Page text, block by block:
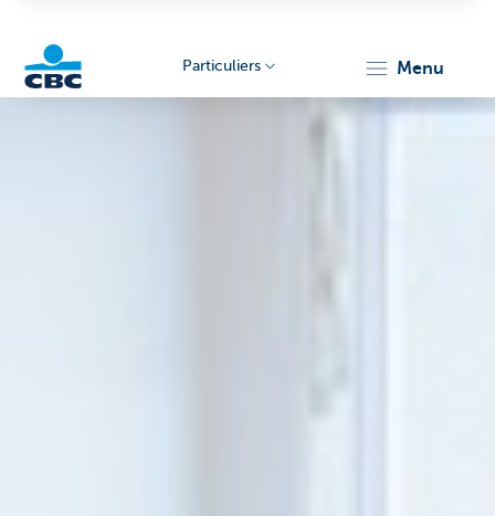
Particuliers menu